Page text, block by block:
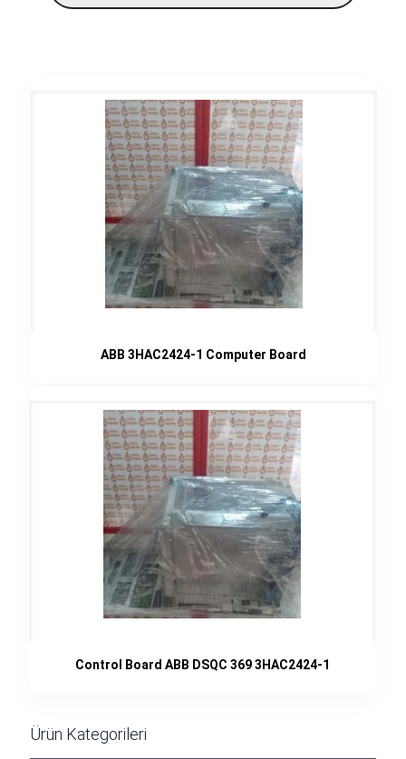
ABB 3HAC2424-1 Computer Board
Control Board ABB DSQC 369 3HAC2424-1
Ürün Kategorileri